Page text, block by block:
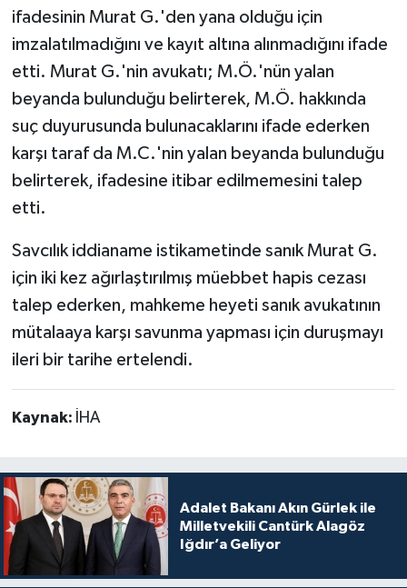
ifadesinin Murat G.'den yana olduğu için
imzalatılmadığını ve kayıt altına alınmadığını ifade
etti. Murat G.'nin avukatı; M.Ö.'nün yalan
beyanda bulunduğu belirterek, M.Ö. hakkında
suç duyurusunda bulunacaklarını ifade ederken
karşı taraf da M.C.'nin yalan beyanda bulunduğu
belirterek, ifadesine itibar edilmemesini talep
etti.
Savcılık iddianame istikametinde sanık Murat G.
için iki kez ağırlaştırılmış müebbet hapis cezası
talep ederken, mahkeme heyeti sanık avukatının
mütalaaya karşı savunma yapması için duruşmayı
ileri bir tarihe ertelendi.
Kaynak: İHA
Adalet Bakanı Akın Gürlek ile
Milletvekili Cantürk Alagöz
Iğdır’a Geliyor